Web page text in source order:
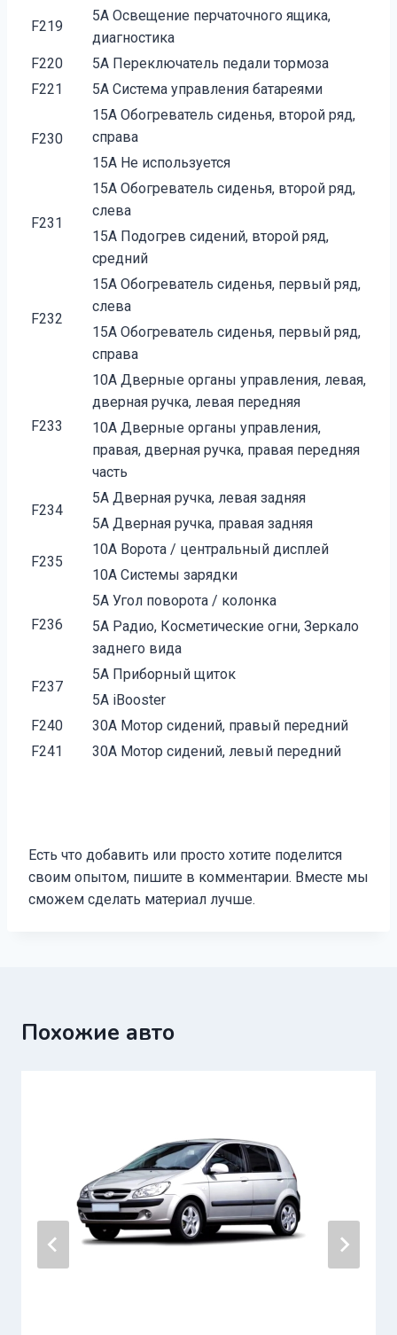
F219
5A Освещение перчаточного ящика,
диагностика
F220
5A Переключатель педали тормоза
F221
5A Система управления батареями
F230
15A Обогреватель сиденья, второй ряд,
справа
15A Не используется
F231
15A Обогреватель сиденья, второй ряд,
слева
15A Подогрев сидений, второй ряд,
средний
F232
15A Обогреватель сиденья, первый ряд,
слева
15A Обогреватель сиденья, первый ряд,
справа
F233
10A Дверные органы управления, левая,
дверная ручка, левая передняя
10A Дверные органы управления,
правая, дверная ручка, правая передняя
часть
F234
5A Дверная ручка, левая задняя
5A Дверная ручка, правая задняя
F235
10A Ворота / центральный дисплей
10A Системы зарядки
F236
5A Угол поворота / колонка
5A Радио, Косметические огни, Зеркало
заднего вида
F237
5A Приборный щиток
5A iBooster
F240
30A Мотор сидений, правый передний
F241
30A Мотор сидений, левый передний
Есть что добавить или просто хотите поделится
своим опытом, пишите в комментарии. Вместе мы
сможем сделать материал лучше.
Похожие авто